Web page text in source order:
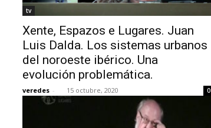
tv
Xente, Espazos e Lugares. Juan
Luis Dalda. Los sistemas urbanos
del noroeste ibérico. Una
evolución problemática.
veredes - 15 octubre, 2020 0